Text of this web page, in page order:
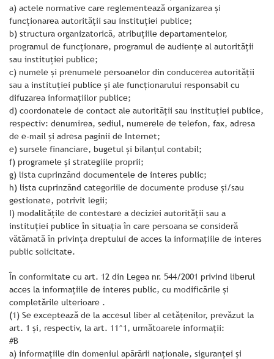
a) actele normative care reglementează organizarea şi
funcţionarea autorităţii sau instituţiei publice;
b) structura organizatorică, atribuţiile departamentelor,
programul de funcţionare, programul de audienţe al autorităţii
sau instituţiei publice;
c) numele şi prenumele persoanelor din conducerea autorităţii
sau a instituţiei publice şi ale funcţionarului responsabil cu
difuzarea informaţiilor publice;
d) coordonatele de contact ale autorităţii sau instituţiei publice,
respectiv: denumirea, sediul, numerele de telefon, fax, adresa
de e-mail şi adresa paginii de Internet;
e) sursele financiare, bugetul şi bilanţul contabil;
f) programele şi strategiile proprii;
g) lista cuprinzând documentele de interes public;
h) lista cuprinzând categoriile de documente produse şi/sau
gestionate, potrivit legii;
I) modalităţile de contestare a deciziei autorităţii sau a
instituţiei publice în situaţia în care persoana se consideră
vătămată în privinţa dreptului de acces la informaţiile de interes
public solicitate.
În conformitate cu art. 12 din Legea nr. 544/2001 privind liberul
acces la informațiile de interes public, cu modificările și
completările ulterioare .
(1) Se exceptează de la accesul liber al cetăţenilor, prevăzut la
art. 1 şi, respectiv, la art. 11^1, următoarele informaţii:
#B
a) informaţiile din domeniul apărării naţionale, siguranţei şi